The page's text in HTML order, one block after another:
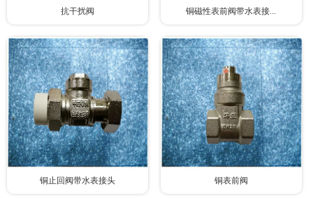
抗干扰阀 铜磁性表前阀带水表接...
铜止回阀带水表接头 铜表前阀